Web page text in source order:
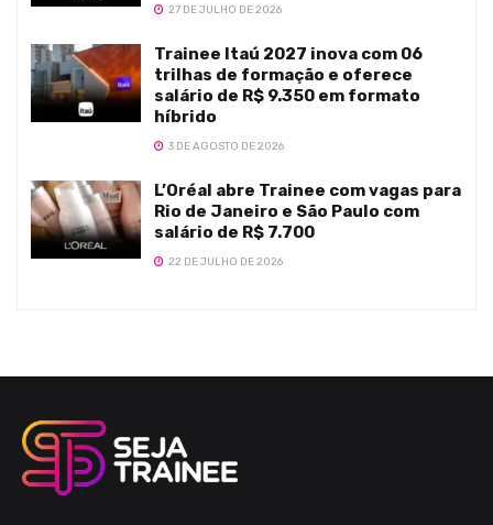
27 DE JULHO DE 2026
Trainee Itaú 2027 inova com 06
trilhas de formação e oferece
salário de R$ 9.350 em formato
híbrido
3 DE AGOSTO DE 2026
L’Oréal abre Trainee com vagas para
Rio de Janeiro e São Paulo com
salário de R$ 7.700
22 DE JULHO DE 2026